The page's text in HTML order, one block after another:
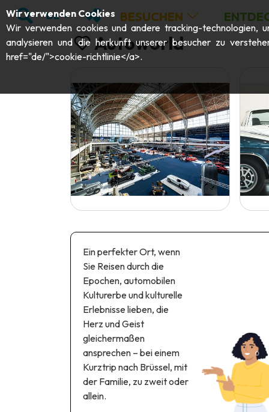
SUCHEN
DE MEINE FAVORITEN
BESUCHEN
Autoworld
Ein perfekter Ort, wenn
Sie Reisen durch die
Epochen, automobilen
Kulturerbe und kulturelle
Erlebnisse lieben, die
Herz und Geist
gleichermaßen
ansprechen – bei einem
Kurztrip nach Brüssel, mit
der Familie, zu zweit oder
allein.
Wir verwenden Cookies
Wir verwenden cookies und andere tracking-technologien,
analysieren und die herkunft unserer besucher zu
href="de/">cookie-richtlinie</a>.